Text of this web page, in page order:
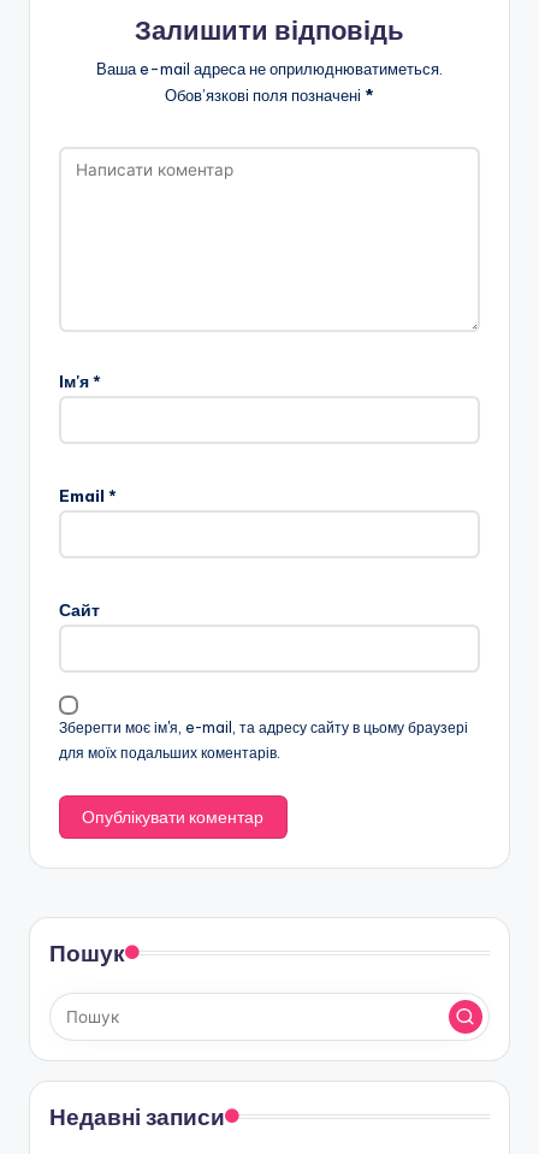
Залишити відповідь
Ваша e-mail адреса не оприлюднюватиметься.
Обов’язкові поля позначені *
Ім'я*
Email *
Сайт
Зберегти моє ім'я, e-mail, та адресу сайту в цьому браузері
для моїх подальших коментарів.
Пошук
Недавні записи